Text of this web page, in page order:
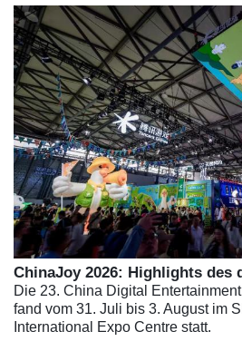
ChinaJoy 2026: Highlights des
Die 23. China Digital
fand vom 31. Juli bis 3. August im
International Expo Centre statt.